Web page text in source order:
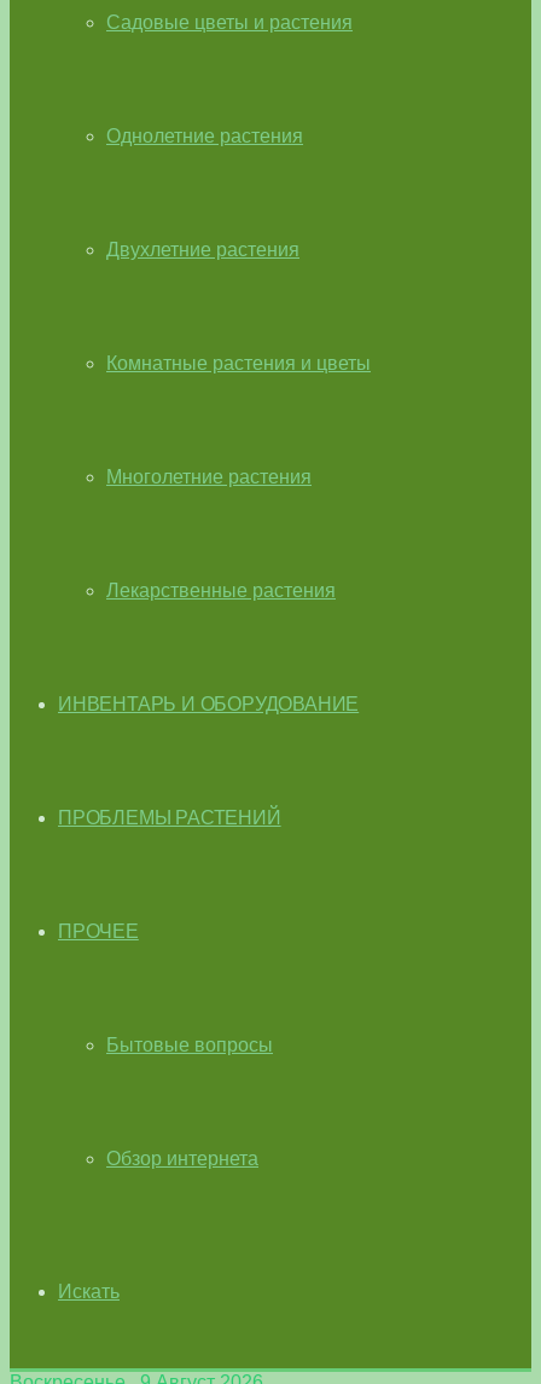
Садовые цветы и растения
Однолетние растения
Двухлетние растения
Комнатные растения и цветы
Многолетние растения
Лекарственные растения
ИНВЕНТАРЬ И ОБОРУДОВАНИЕ
ПРОБЛЕМЫ РАСТЕНИЙ
ПРОЧЕЕ
Бытовые вопросы
Обзор интернета
Искать